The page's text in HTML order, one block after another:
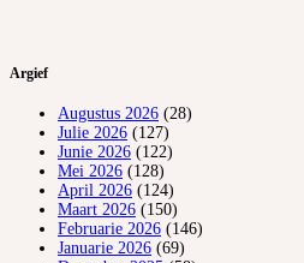
Argief
Augustus 2026 (28)
Julie 2026 (127)
Junie 2026 (122)
Mei 2026 (128)
April 2026 (124)
Maart 2026 (150)
Februarie 2026 (146)
Januarie 2026 (69)